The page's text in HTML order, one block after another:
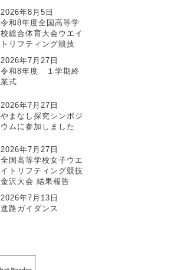
2026年8月5日
令和8年度全国高等学
校総合体育大会ウエイ
トリフティング競技
2026年7月27日
令和8年度 １学期終
業式
2026年7月27日
やまなし探究シンポジ
ウムに参加しました
2026年7月27日
全国高等学校女子ウエ
イトリフティング競技
金沢大会 結果報告
2026年7月13日
進路ガイダンス